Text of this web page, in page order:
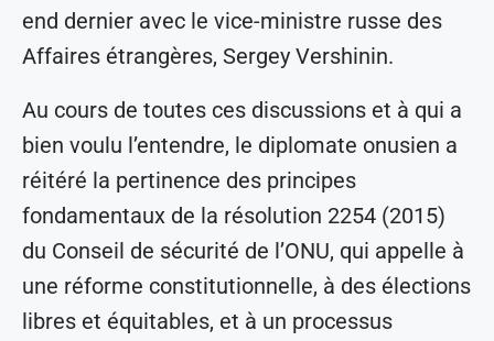
end dernier avec le vice-ministre russe des
Affaires étrangères, Sergey Vershinin.
Au cours de toutes ces discussions et à qui a
bien voulu l’entendre, le diplomate onusien a
réitéré la pertinence des principes
fondamentaux de la résolution 2254 (2015)
du Conseil de sécurité de l’ONU, qui appelle à
une réforme constitutionnelle, à des élections
libres et équitables, et à un processus